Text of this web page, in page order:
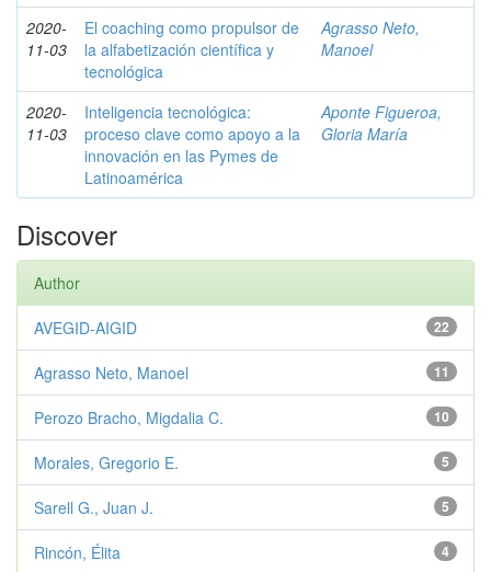
2020-
11-03
El coaching como propulsor de
la alfabetización científica y
tecnológica
Agrasso Neto,
Manoel
2020-
11-03
Inteligencia tecnológica:
proceso clave como apoyo a la
innovación en las Pymes de
Latinoamérica
Aponte Figueroa,
Gloria María
Discover
Author
22
AVEGID-AIGID
11
Agrasso Neto, Manoel
10
Perozo Bracho, Migdalia C.
5
Morales, Gregorio E.
5
Sarell G., Juan J.
4
Rincón, Élita